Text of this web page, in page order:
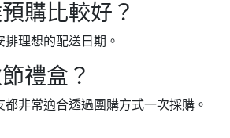
購比較好？
理想的配送日期。
禮盒？
非常適合透過團購方式一次採購。